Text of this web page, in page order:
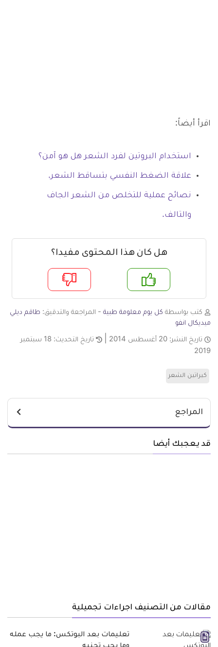
اقرأ أيضاً:
استخدام البروتين لفرد الشعر هل هو آمن؟
علاقة الضغط النفسي بتساقط الشعر.
نصائح عملية للتخلص من الشعر الجاف
والتالف.
هل كان هذا المحتوى مفيدا؟
لا
كتب بواسطة كل يوم معلومة طبية - المراجعة والتدقيق: طاقم ديلي
ميديكال انفو
تاريخ النشر: 20 أغسطس 2014 تاريخ التحديث:
18 سبتمبر
2019
كيراتين الشعر
المراجع
قد يعجبك أيضا
مقالات من التصنيف اجراءات تجميلية
تعليمات بعد البوتكس: ما يجب عمله